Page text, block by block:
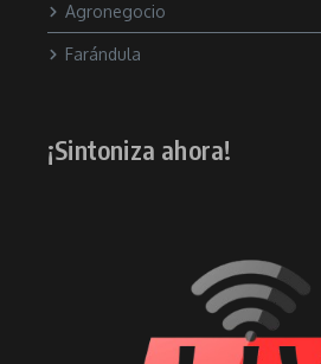
Agronegocio
Farándula
¡Sintoniza ahora!